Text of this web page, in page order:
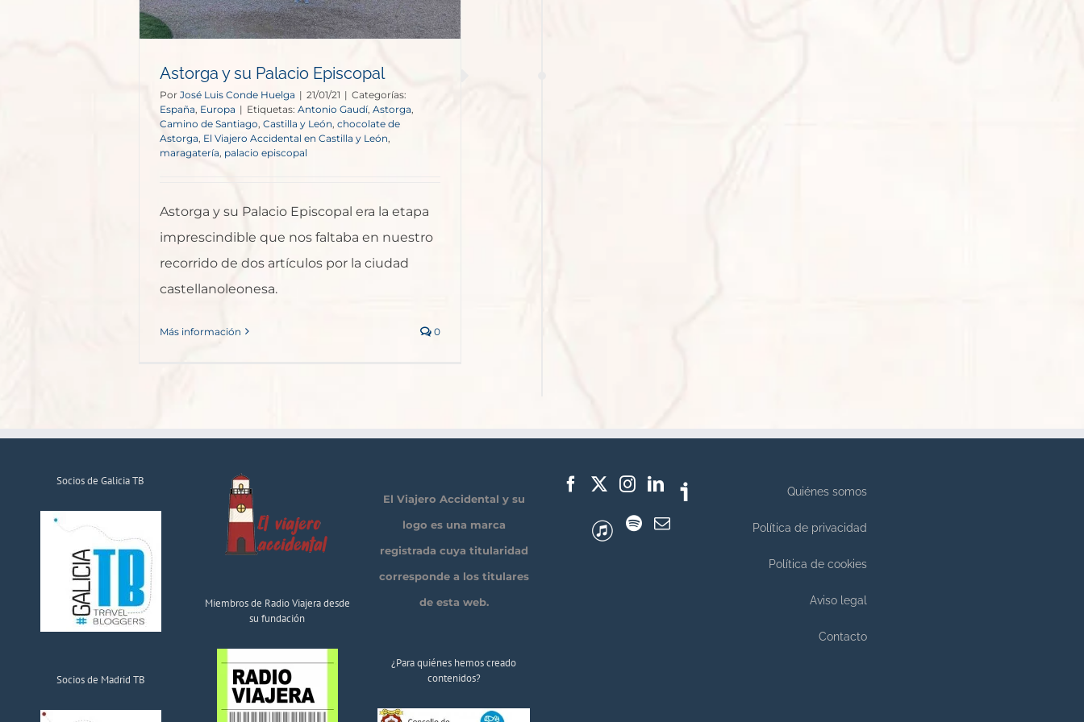
Astorga y su Palacio Episcopal
Por José Luis Conde Huelga | 21/01/21 | Categorías:
España Europa | Etiquetas: Antonio Gaudí, Astorga,
Camino de Santiago Castilla y León chocolate de
Astorga El Viajero Accidental en Castilla y León,
maragatería palacio episcopal
Astorga y su Palacio Episcopal era la etapa
imprescindible que nos faltaba en nuestro
recorrido de dos artículos por la ciudad
castellanoleonesa.
Más información 0
Socios de Galicia TB
Socios de Madrid TB
Miembros de Radio Viajera desde
su fundación
El Viajero Accidental y su
logo es una marca
registrada cuya titularidad
corresponde a los titulares
de esta web.
¿Para quiénes hemos creado
contenidos?
Quiénes somos
Política de privacidad
Política de cookies
Aviso legal
Contacto